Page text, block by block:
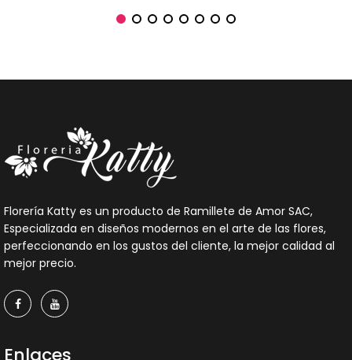
Florería Katty es un producto de Ramillete de Amor SAC,
Especializada en diseños modernos en el arte de las flores,
perfeccionando en los gustos del cliente, la mejor calidad al
mejor precio.
Enlaces